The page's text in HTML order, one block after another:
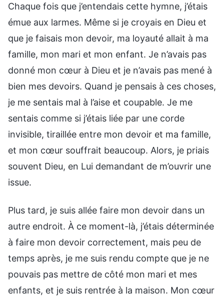
Chaque fois que j’entendais cette hymne, j’étais
émue aux larmes. Même si je croyais en Dieu et
que je faisais mon devoir, ma loyauté allait à ma
famille, mon mari et mon enfant. Je n’avais pas
donné mon cœur à Dieu et je n’avais pas mené à
bien mes devoirs. Quand je pensais à ces choses,
je me sentais mal à l’aise et coupable. Je me
sentais comme si j’étais liée par une corde
invisible, tiraillée entre mon devoir et ma famille,
et mon cœur souffrait beaucoup. Alors, je priais
souvent Dieu, en Lui demandant de m’ouvrir une
issue.
Plus tard, je suis allée faire mon devoir dans un
autre endroit. À ce moment-là, j’étais déterminée
à faire mon devoir correctement, mais peu de
temps après, je me suis rendu compte que je ne
pouvais pas mettre de côté mon mari et mes
enfants, et je suis rentrée à la maison. Mon cœur